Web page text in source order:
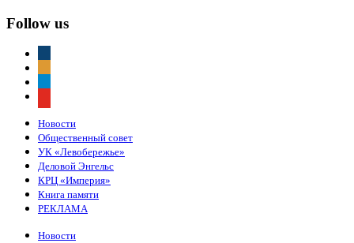
Follow us
Новости
Общественный совет
УК «Левобережье»
Деловой Энгельс
КРЦ «Империя»
Книга памяти
РЕКЛАМА
Новости